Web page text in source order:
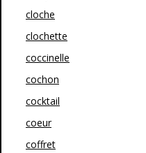
cloche
clochette
coccinelle
cochon
cocktail
coeur
coffret